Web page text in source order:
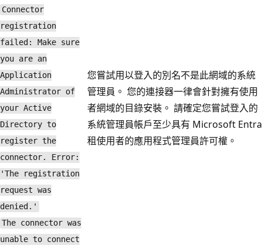
Connector
registration
failed: Make sure
you are an
Application
Administrator of
your Active
Directory to
register the
connector. Error:
'The registration
request was
denied.'
您嘗試用以登入的別名不是此網域的系統
管理員。 您的連接器一律會針對擁有使用
者網域的目錄安裝。 請確定您嘗試登入的
系統管理員帳戶至少具有 Microsoft Entra
租使用者的應用程式管理員許可權。
The connector was
unable to connect